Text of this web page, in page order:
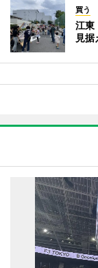
買う
江東
見